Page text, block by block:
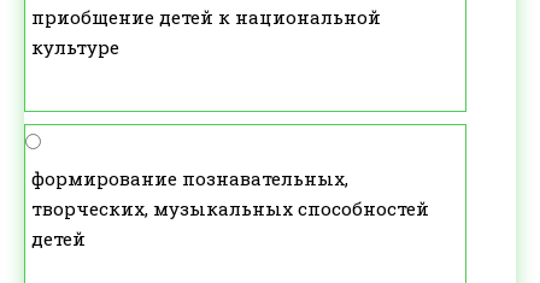
приобщение детей к национальной
культуре
формирование познавательных,
творческих, музыкальных способностей
детей